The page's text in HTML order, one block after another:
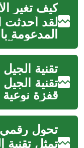
لقد أحدثت
المدعومة
والتعلم
إنجاز
قفزة
مسبوقة
للغاي...